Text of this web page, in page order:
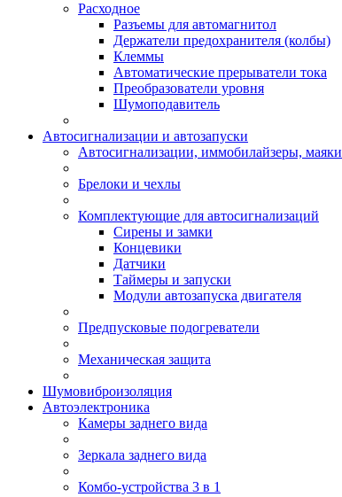
Расходное
Разъемы для автомагнитол
Держатели предохранителя (колбы)
Клеммы
Автоматические прерыватели тока
Преобразователи уровня
Шумоподавитель
Автосигнализации и автозапуски
Автосигнализации, иммобилайзеры, маяки
Брелоки и чехлы
Комплектующие для автосигнализаций
Сирены и замки
Концевики
Датчики
Таймеры и запуски
Модули автозапуска двигателя
Предпусковые подогреватели
Механическая защита
Шумовиброизоляция
Автоэлектроника
Камеры заднего вида
Зеркала заднего вида
Комбо-устройства 3 в 1